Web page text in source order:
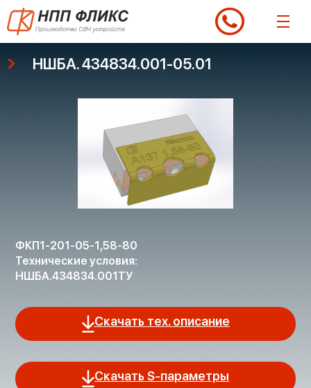
Перейти
содержимому
НШБА. 434834.001-05.01
ФКП1-201-05-1,58-80
Технические условия:
НШБА.434834.001ТУ
Скачать тех. описание
Скачать S-параметры